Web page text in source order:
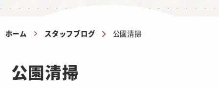
ホーム スタッフブログ 公園清掃
公園清掃